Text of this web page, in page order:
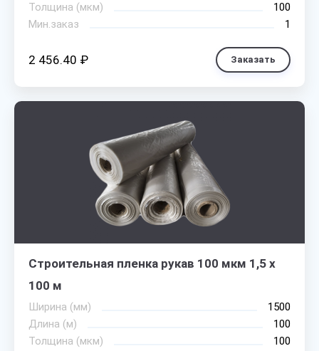
Толщина (мкм)
100
Мин.заказ
1
2 456.40 ₽ Заказать
Строительная пленка рукав 100 мкм 1,5 х
100 м
Ширина (мм)
1500
Длина (м)
100
Толщина (мкм)
100